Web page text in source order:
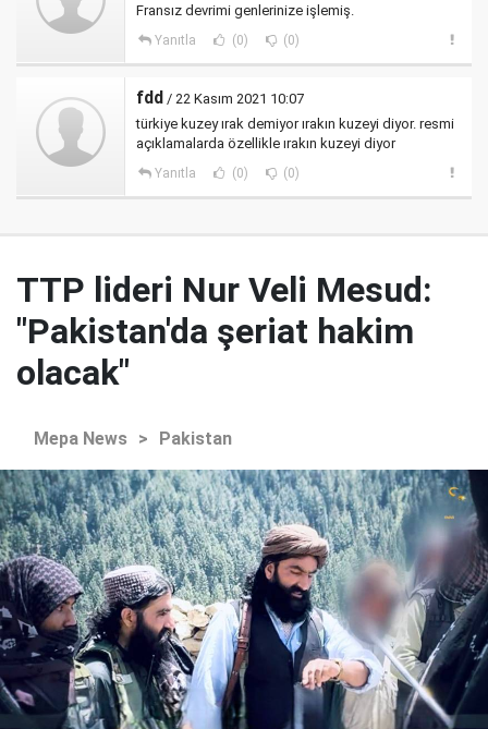
Fransız devrimi genlerinize işlemiş.
Yanıtla (0) (0)
fdd / 22 Kasım 2021 10:07
türkiye kuzey ırak demiyor ırakın kuzeyi diyor. resmi
açıklamalarda özellikle ırakın kuzeyi diyor
Yanıtla (0) (0)
TTP lideri Nur Veli Mesud:
"Pakistan'da şeriat hakim
olacak"
Mepa News > Pakistan